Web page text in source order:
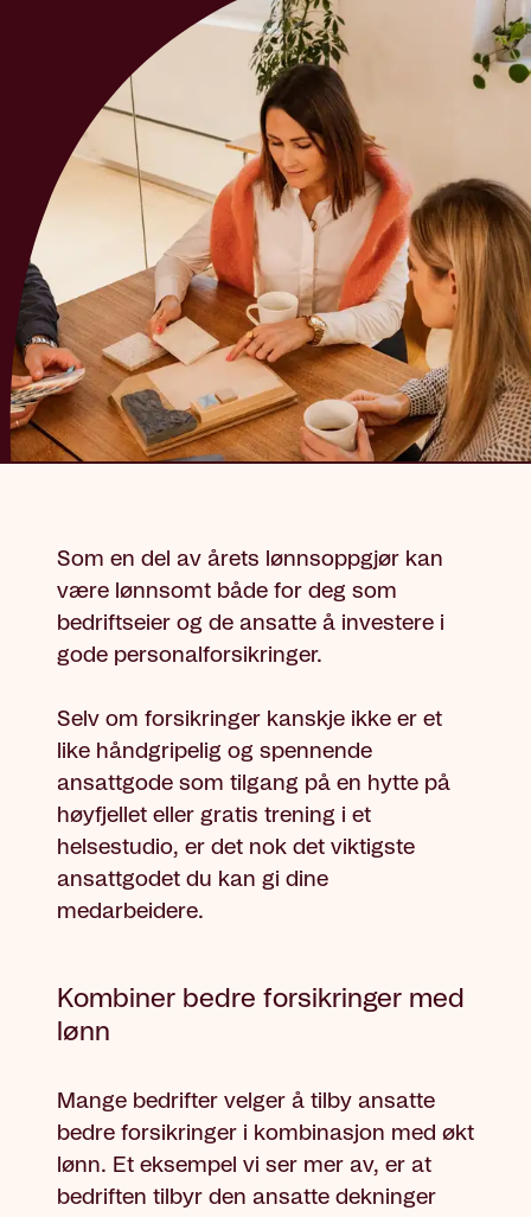
Som en del av årets lønnsoppgjør kan
være lønnsomt både for deg som
bedriftseier og de ansatte å investere i
gode personalforsikringer.
Selv om forsikringer kanskje ikke er et
like håndgripelig og spennende
ansattgode som tilgang på en hytte på
høyfjellet eller gratis trening i et
helsestudio, er det nok det viktigste
ansattgodet du kan gi dine
medarbeidere.
Kombiner bedre forsikringer med
lønn
Mange bedrifter velger å tilby ansatte
bedre forsikringer i kombinasjon med økt
lønn. Et eksempel vi ser mer av, er at
bedriften tilbyr den ansatte dekninger